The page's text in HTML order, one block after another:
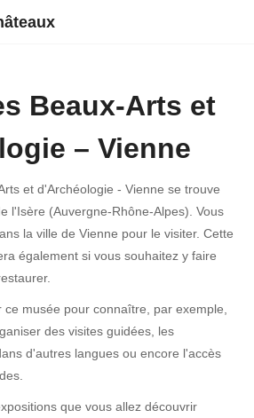
Beaux-Arts et
– Vienne
et d'Archéologie - Vienne se trouve
l'Isère (Auvergne-Rhône-Alpes). Vous
la ville de Vienne pour le visiter. Cette
également si vous souhaitez y faire
musée pour connaître, par exemple,
des visites guidées, les
d'autres langues ou encore l'accès
que vous allez découvrir